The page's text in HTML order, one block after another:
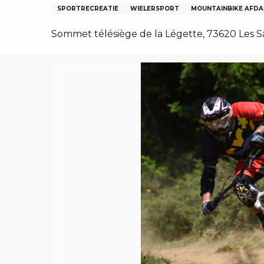
GROEPEN, ONDERNEMINGSRADEN
SPORTRECREATIE WIELERSPORT MOUNTAINBIKE
Sommet télésiège de la Légette, 73620 Les